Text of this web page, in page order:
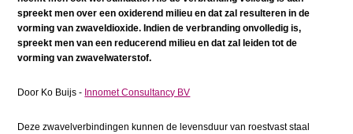
spreekt men over een oxiderend milieu en dat zal resulteren in de
vorming van zwaveldioxide. Indien de verbranding onvolledig is,
spreekt men van een reducerend milieu en dat zal leiden tot de
vorming van zwavelwaterstof.
Door Ko Buijs - Innomet Consultancy BV
Deze zwavelverbindingen kunnen de levensduur van roestvast staal